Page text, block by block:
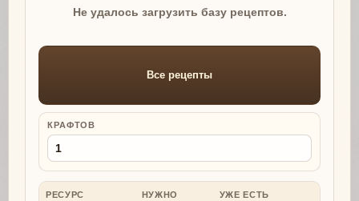
Не удалось загрузить базу рецептов.
Все рецепты
КРАФТОВ
РЕСУРС НУЖНО УЖЕ ЕСТЬ